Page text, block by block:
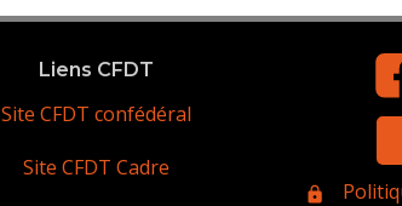
Liens CFDT
Site CFDT confédéral
Site CFDT Cadre